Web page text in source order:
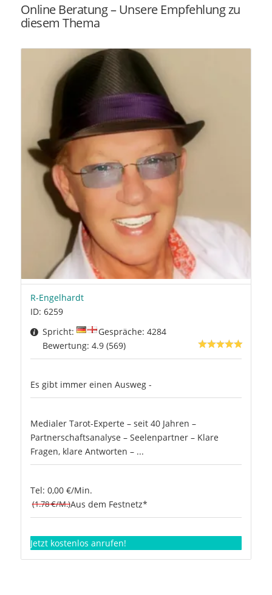
Online Beratung – Unsere Empfehlung zu
diesem Thema
R-Engelhardt
ID: 6259
Spricht:
Gespräche: 4284
Bewertung: 4.9 (569)
Es gibt immer einen Ausweg -
Medialer Tarot-Experte – seit 40 Jahren –
Partnerschaftsanalyse – Seelenpartner – Klare
Fragen, klare Antworten – ...
Tel: 0,00 €/Min.
(1.78 €/M.)Aus dem Festnetz*
Jetzt kostenlos anrufen!